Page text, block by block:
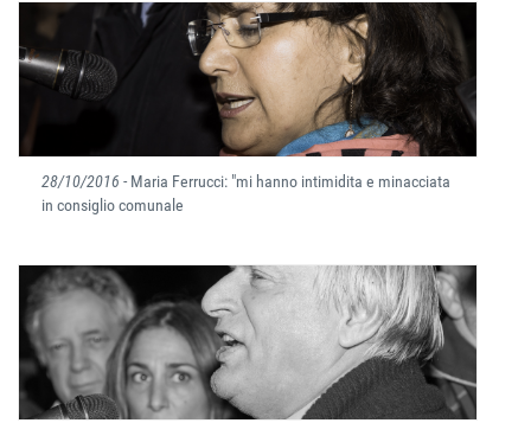
28/10/2016 - Maria Ferrucci: "mi hanno intimidita e minacciata
in consiglio comunale